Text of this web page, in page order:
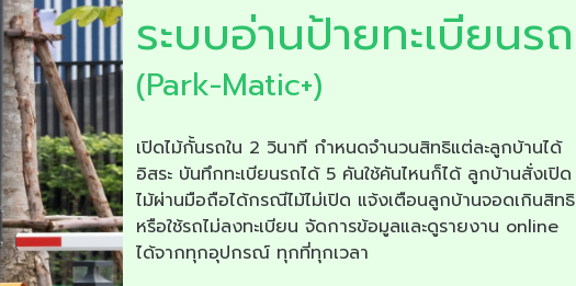
ระบบอ่านป้ายทะเบียนรถ
(Park-Matic+)
เปิดไม้กั้นรถใน 2 วินาที กำหนดจำนวนสิทธิแต่ละลูกบ้านได้
อิสระ บันทึกทะเบียนรถได้ 5 คันใช้คันไหนก็ได้ ลูกบ้านสั่งเปิด
ไม้ผ่านมือถือได้กรณีไม้ไม่เปิด แจ้งเตือนลูกบ้านจอดเกินสิทธิ
หรือใช้รถไม่ลงทะเบียน จัดการข้อมูลและดูรายงาน online
ได้จากทุกอุปกรณ์ ทุกที่ทุกเวลา